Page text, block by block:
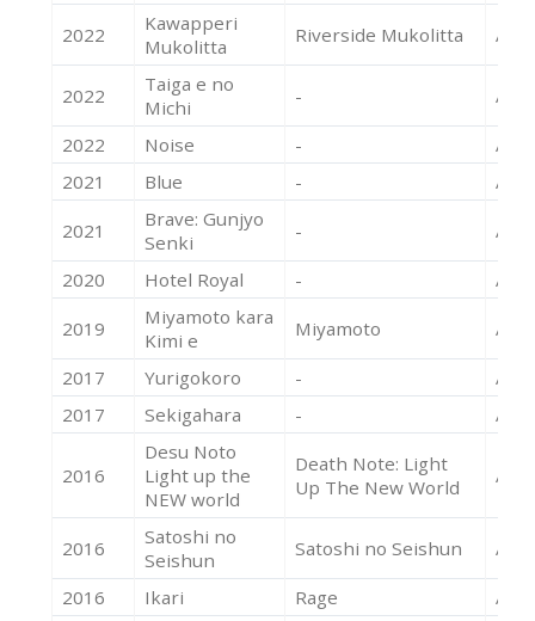
2022
Kawapperi
Mukolitta
Riverside Mukolitta
2022
Taiga e no
Michi
-
2022 Noise -
2021
Blue -
2021
Brave: Gunjyo
Senki
-
2020 Hotel Royal -
2019
Miyamoto kara
Kimi e
Miyamoto
2017 Yurigokoro -
2017
Sekigahara -
2016
Desu Noto
Light up the
NEW world
Death Note: Light
Up The New World
2016
Satoshi no
Seishun
Satoshi no Seishun
2016 Ikari Rage